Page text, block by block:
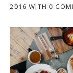
2016 WITH 0